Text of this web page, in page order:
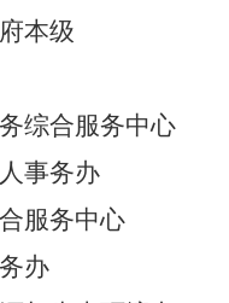
本级
综合服务中心
事务办
服务中心
办